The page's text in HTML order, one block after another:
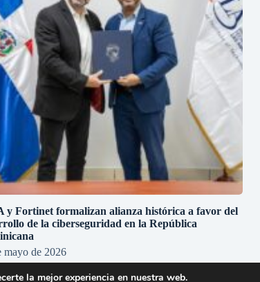
y Fortinet formalizan alianza histórica a favor del
de la ciberseguridad en la República
mayo de 2026
la mejor experiencia en nuestra web.